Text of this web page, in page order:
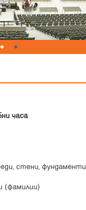
часа
стени, фундаменти
(фамилии)